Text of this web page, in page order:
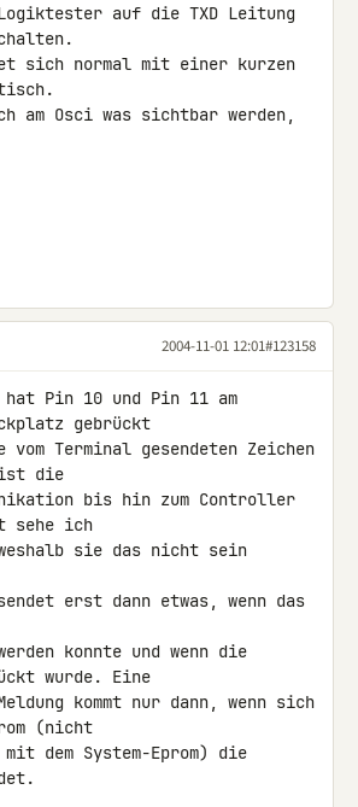
auf die TXD Leitung
sich normal mit einer kurzen
am Osci was sichtbar werden,
2004-11-01 12:01#123158
hat Pin 10 und Pin 11 am
gebrückt
vom Terminal gesendeten Zeichen
ist die
bis hin zum Controller
sehe ich
sie das nicht sein
erst dann etwas, wenn das
konnte und wenn die
wurde. Eine
kommt nur dann, wenn sich
(nicht
dem System-Eprom) die